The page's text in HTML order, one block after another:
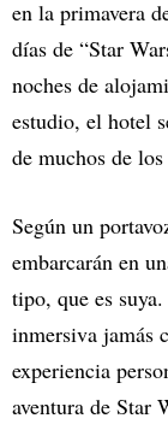
en la primavera
días de “Star
noches de
estudio, el hotel
de muchos de
Según un
embarcarán en
tipo, que es
inmersiva jamás
experiencia
aventura de Star